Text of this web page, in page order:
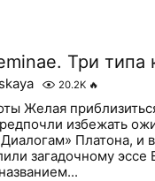
Три типа
20.2K 🔥
Желая
избежать
Платона, и
загадочному эссе